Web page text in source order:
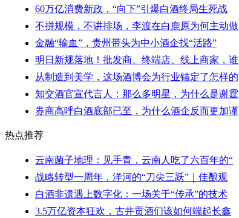
60万亿消费新政，“向下”引爆白酒终局生死战
不拼规模，不讲排场，李渡在白鹿原为何主动做
金融“输血”，贵州带头为中小酒企找“活路”
明日新规落地！批发商、终端店、线上商家，谁
从制造到美学，这场酒博会为行业锚定了怎样的
知交酒官宣代言人：那么多明星，为什么是谢霆
券商高呼白酒底部已至，为什么酒企反而更加谨
热点推荐
云南菌子地理：见手青，云南人吃了六百年的“
战略转型一周年，洋河的“刀尖三跃”｜佳酿观
白酒非遗遇上数字化：一场关于“传承”的技术
3.5万亿资本狂欢，古井贡酒们该如何端起长鑫